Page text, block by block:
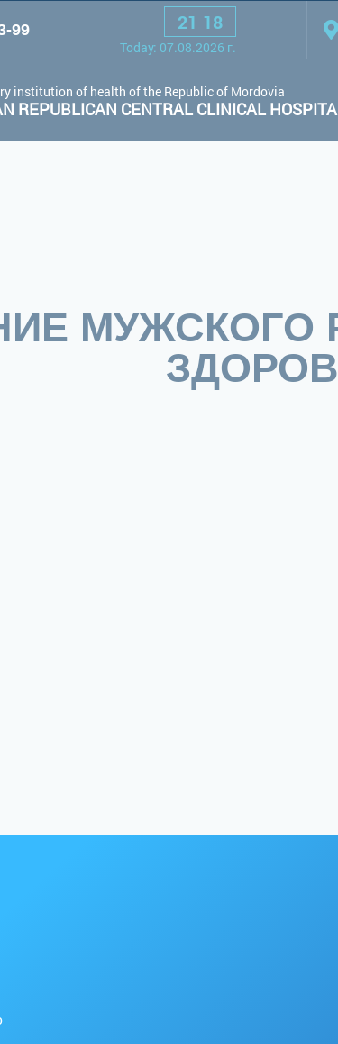
White scheme Black scheme
99 21 18
Today: 07.08.2026 г.
institution of health of the Republic of Mordovia
REPUBLICAN CENTRAL CLINICAL
МУЖСКОГО